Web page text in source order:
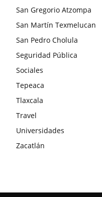
San Gregorio Atzompa
San Martín Texmelucan
San Pedro Cholula
Seguridad Pública
Sociales
Tepeaca
Tlaxcala
Travel
Universidades
Zacatlán